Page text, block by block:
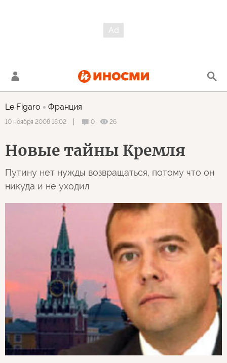
Le Figaro Франция
10 ноября 2008 18:02 0 26
Новые тайны Кремля
Путину нет нужды возвращаться, потому что он
никуда и не уходил